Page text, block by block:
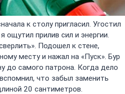
к столу пригласил. Угостил
ощутил прилив сил и энергии.
Подошел к стене,
месту и нажал на «Пуск». Бур
до самого патрона. Когда дело
что забыл заменить
20 сантиметров.